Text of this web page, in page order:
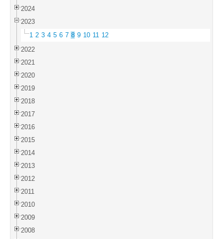
2024
2023
1 2 3 4 5 6 7 8 9 10 11 12
2022
2021
2020
2019
2018
2017
2016
2015
2014
2013
2012
2011
2010
2009
2008